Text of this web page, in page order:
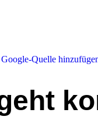
Quelle